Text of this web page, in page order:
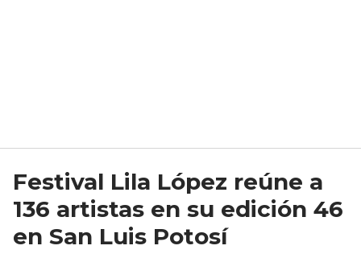
Festival Lila López reúne a
136 artistas en su edición 46
en San Luis Potosí